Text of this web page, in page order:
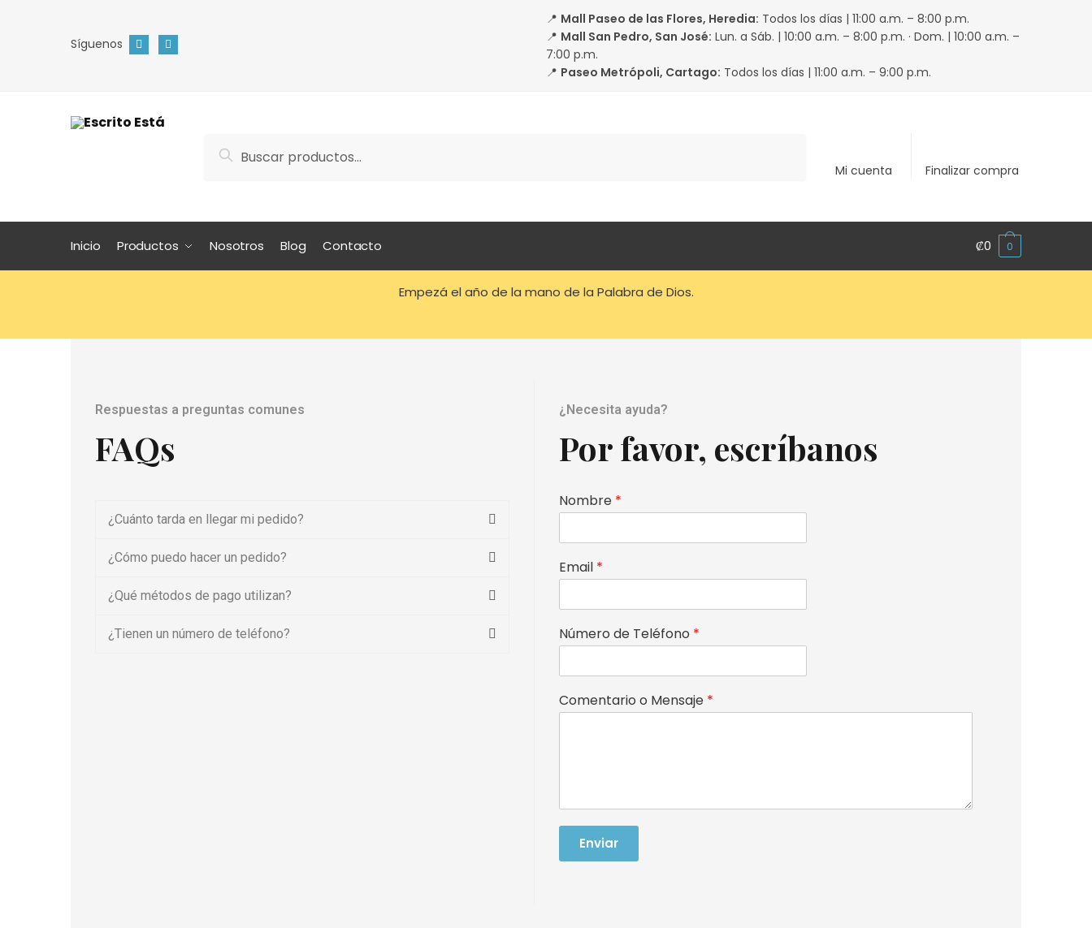
Síguenos
📍 Mall Paseo de las Flores, Heredia: Todos los días | 11:00 a.m. – 8:00 p.m.
📍 Mall San Pedro, San José: Lun. a Sáb. | 10:00 a.m. – 8:00 p.m. · Dom. | 10:00 a.m. –
7:00 p.m.
📍 Paseo Metrópoli, Cartago: Todos los días | 11:00 a.m. – 9:00 p.m.
Search
Mi cuenta Finalizar compra
Inicio Productos Nosotros Blog Contacto ₡0 0
Empezá el año de la mano de la Palabra de Dios.
Respuestas a preguntas comunes
FAQs
¿Cuánto tarda en llegar mi pedido?
¿Cómo puedo hacer un pedido?
¿Qué métodos de pago utilizan?
¿Tienen un número de teléfono?
¿Necesita ayuda?
Por favor, escríbanos
Nombre *
Email *
Número de Teléfono *
Comentario o Mensaje *
Enviar